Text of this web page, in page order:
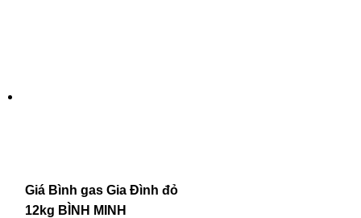
Giá Bình gas Gia Đình đỏ
12kg BÌNH MINH